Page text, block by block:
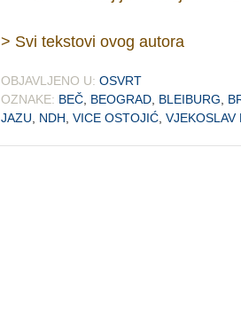
> Svi tekstovi ovog autora
OBJAVLJENO U: OSVRT
OZNAKE: BEČ BEOGRAD BLEIBURG
JAZU
NDH VICE OSTOJIĆ VJEKOSLAV